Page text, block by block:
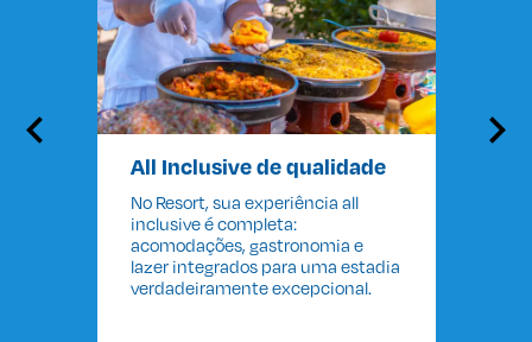
All Inclusive de qualidade
No Resort, sua experiência all
inclusiveé completa:
acomodações, gastronomia e
lazer integrados para uma estadia
verdadeiramente excepcional.